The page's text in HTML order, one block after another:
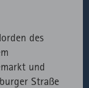
des
und
Straße